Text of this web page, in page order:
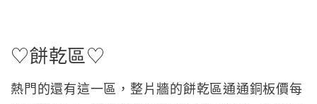
♡餅乾區♡
熱門的還有這一區，整片牆的餅乾區通通銅板價每